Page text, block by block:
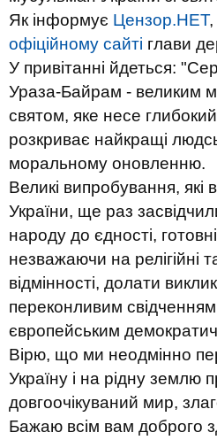
Як інформує Цензор.НЕТ,
офіційному сайті глави
У привітанні йдеться:
Ураза-Байрам - великим
святом, яке несе
розкриває найкращі
моральному оновленню.
Великі випробування,
України, ще раз
народу до єдності,
незважаючи на релігійні
відмінності, долати
переконливим свідченням
європейським
Вірю, що ми неодмінно
Україну і на рідну землю
довгоочікуваний мир,
Бажаю всім вам доброго